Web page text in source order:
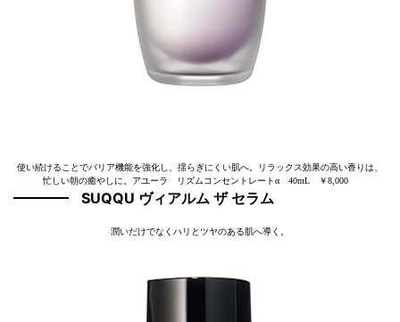
使い続けることでバリア機能を強化し、揺らぎにくい肌へ。リラックス効果の高い香りは、
忙しい朝の癒やしに。アユーラ リズムコンセントレートα 40mL ￥8,000
SUQQU ヴィアルム ザ セラム
潤いだけでなくハリとツヤのある肌へ導く。